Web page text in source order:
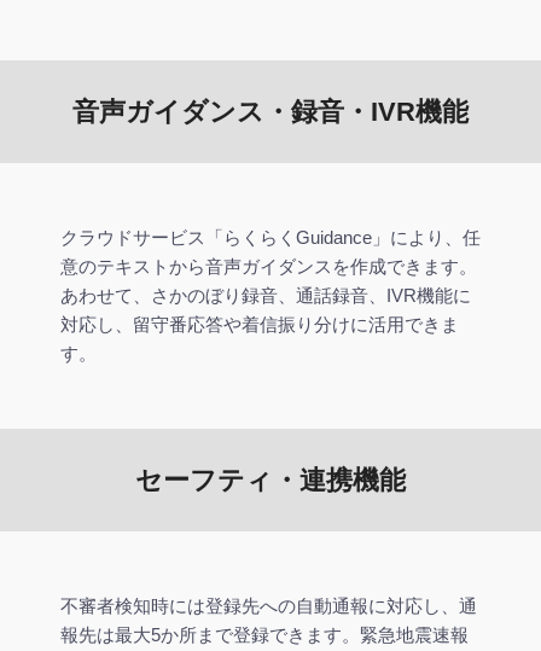
音声ガイダンス・録音・IVR機能
クラウドサービス「らくらくGuidance」により、任
意のテキストから音声ガイダンスを作成できます。
あわせて、さかのぼり録音、通話録音、IVR機能に
対応し、留守番応答や着信振り分けに活用できま
す。
セーフティ・連携機能
不審者検知時には登録先への自動通報に対応し、通
報先は最大5か所まで登録できます。緊急地震速報